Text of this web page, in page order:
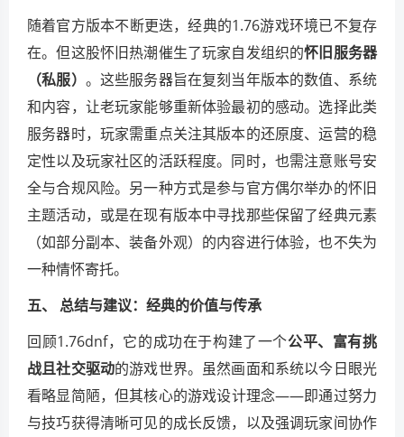
随着官方版本不断更迭，经典的1.76游戏环境已不复存
在。但这股怀旧热潮催生了玩家自发组织的怀旧服务器
（私服） 。这些服务器旨在复刻当年版本的数值、系统
和内容，让老玩家能够重新体验最初的感动。选择此类
服务器时，玩家需重点关注其版本的还原度、运营的稳
定性以及玩家社区的活跃程度。同时，也需注意账号安
全与合规风险。另一种方式是参与官方偶尔举办的怀旧
主题活动，或是在现有版本中寻找那些保留了经典元素
（如部分副本、装备外观）的内容进行体验，也不失为
一种情怀寄托。
五、 总结与建议：经典的价值与传承
回顾1.76dnf，它的成功在于构建了一个公平、富有挑
战且社交驱动的游戏世界。虽然画面和系统以今日眼光
看略显简陋，但其核心的游戏设计理念——即通过努力
与技巧获得清晰可见的成长反馈，以及强调玩家间协作